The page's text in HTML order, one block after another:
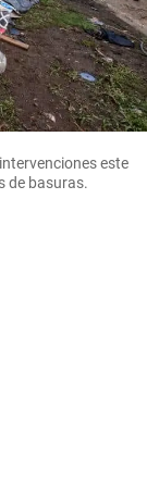
este
de basuras.